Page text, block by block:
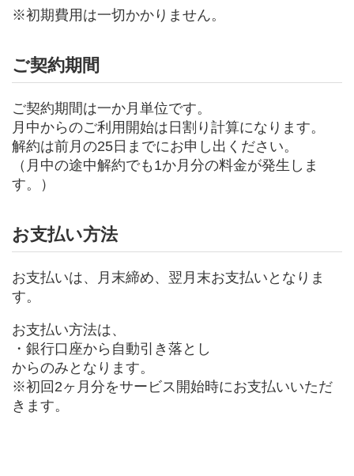
※初期費用は一切かかりません。
ご契約期間
ご契約期間は一か月単位です。
月中からのご利用開始は日割り計算になります。
解約は前月の25日までにお申し出ください。
（月中の途中解約でも1か月分の料金が発生しま
す。）
お支払い方法
お支払いは、月末締め、翌月末お支払いとなりま
す。
お支払い方法は、
・銀行口座から自動引き落とし
からのみとなります。
※初回2ヶ月分をサービス開始時にお支払いいただ
きます。